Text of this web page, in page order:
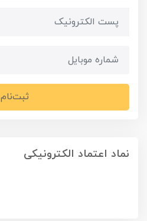
ثبت‌نام
نماد اعتماد الکترونیکی